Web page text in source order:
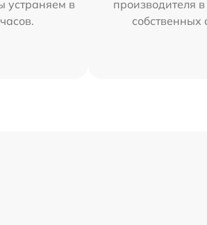
устраняем в
производителя
собственных